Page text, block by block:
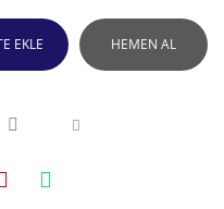
EKLE HEMEN AL